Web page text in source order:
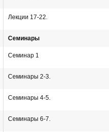
Лекции 17-22.
Семинары
Семинар 1
Семинары 2-3.
Семинары 4-5.
Семинары 6-7.